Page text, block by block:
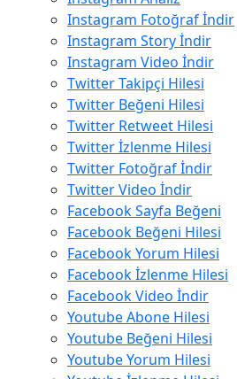
Instagram Fotoğraf İndir
Instagram Story İndir
Instagram Video İndir
Twitter Takipçi Hilesi
Twitter Beğeni Hilesi
Twitter Retweet Hilesi
Twitter İzlenme Hilesi
Twitter Fotoğraf İndir
Twitter Video İndir
Facebook Sayfa Beğeni
Facebook Beğeni Hilesi
Facebook Yorum Hilesi
Facebook İzlenme Hilesi
Facebook Video İndir
Youtube Abone Hilesi
Youtube Beğeni Hilesi
Youtube Yorum Hilesi